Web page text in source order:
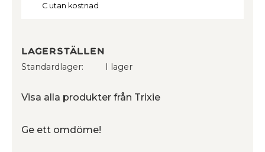
C utan kostnad
Lagerställen
Standardlager I lager
Visa alla produkter från Trixie
Ge ett omdöme!